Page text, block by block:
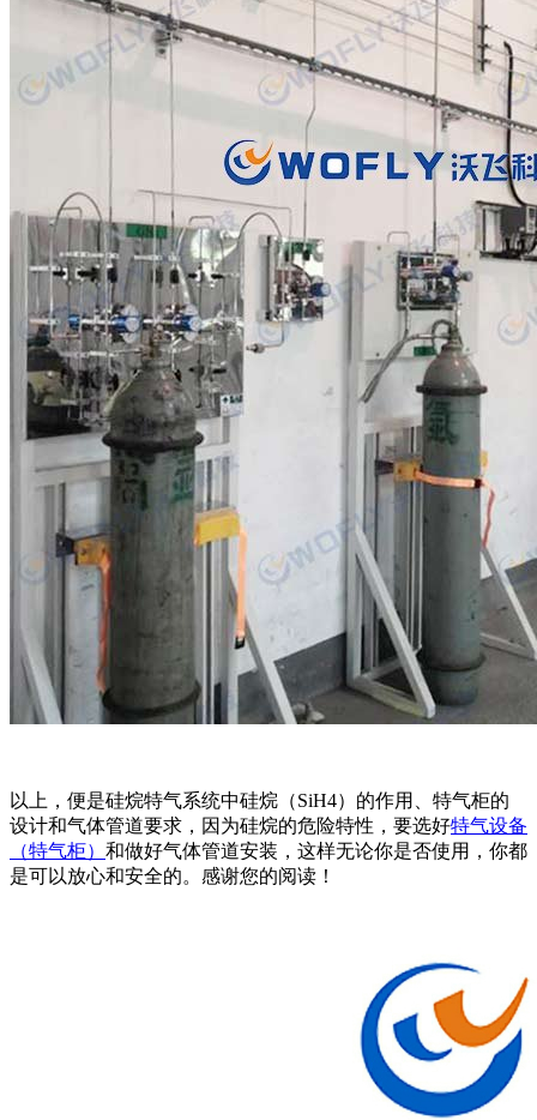
以上，便是硅烷特气系统中硅烷（SiH4）的作用、特气柜的
设计和气体管道要求，因为硅烷的危险特性，要选好特气设备
（特气柜） 和做好气体管道安装，这样无论你是否使用，你都
是可以放心和安全的。感谢您的阅读！